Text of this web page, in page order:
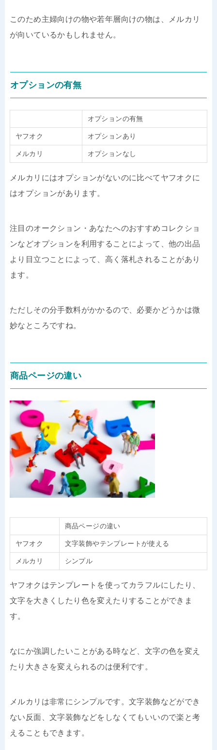
このため主婦向けの物や若年層向けの物は、メルカリ
が向いているかもしれません。
オプションの有無
オプションの有無
ヤフオク オプションあり
メルカリ オプションなし
メルカリにはオプションがないのに比べてヤフオクに
はオプションがあります。
注目のオークション・あなたへのおすすめコレクショ
ンなどオプションを利用することによって、他の出品
より目立つことによって、高く落札されることがあり
ます。
ただしその分手数料がかかるので、必要かどうかは微
妙なところですね。
商品ページの違い
商品ページの違い
ヤフオク 文字装飾やテンプレートが使える
メルカリ シンプル
ヤフオクはテンプレートを使ってカラフルにしたり、
文字を大きくしたり色を変えたりすることができま
す。
なにか強調したいことがある時など、文字の色を変え
たり大きさを変えられるのは便利です。
メルカリは非常にシンプルです。文字装飾などができ
ない反面、文字装飾などをしなくてもいいので楽と考
えることもできます。